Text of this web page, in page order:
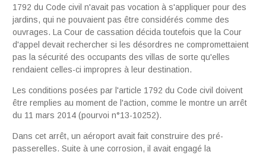
1792 du Code civil n'avait pas vocation à s'appliquer pour des
jardins, qui ne pouvaient pas être considérés comme des
ouvrages. La Cour de cassation décida toutefois que la Cour
d'appel devait rechercher si les désordres ne compromettaient
pas la sécurité des occupants des villas de sorte qu'elles
rendaient celles-ci impropres à leur destination.
Les conditions posées par l'article 1792 du Code civil doivent
être remplies au moment de l'action, comme le montre un arrêt
du 11 mars 2014 (pourvoi n°13-10252).
Dans cet arrêt, un aéroport avait fait construire des pré-
passerelles. Suite à une corrosion, il avait engagé la